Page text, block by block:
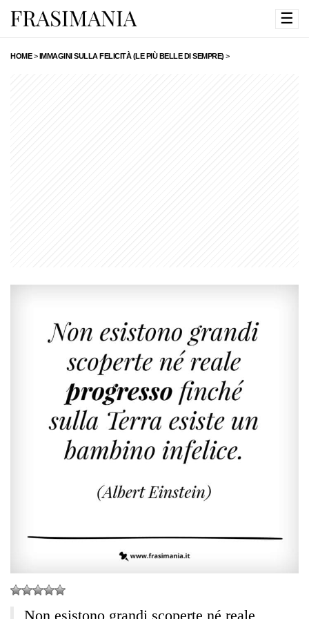
☰
HOME>IMMAGINI SULLA FELICITÀ (LE PIÙ BELLE DI SEMPRE) >
Non esistono grandi scoperte né reale